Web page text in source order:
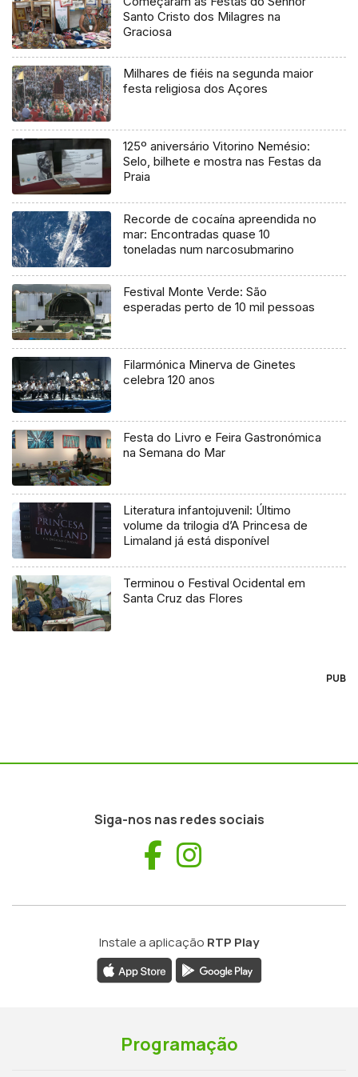
Santo Cristo dos Milagres na
Graciosa
Milhares de fiéis na segunda maior
festa religiosa dos Açores
125º aniversário Vitorino Nemésio:
Selo, bilhete e mostra nas Festas da
Praia
Recorde de cocaína apreendida no
mar: Encontradas quase 10
toneladas num narcosubmarino
Festival Monte Verde: São
esperadas perto de 10 mil pessoas
Filarmónica Minerva de Ginetes
celebra 120 anos
Festa do Livro e Feira Gastronómica
na Semana do Mar
Literatura infantojuvenil: Último
volume da trilogia d’A Princesa de
Limaland já está disponível
Terminou o Festival Ocidental em
Santa Cruz das Flores
PUB
Siga-nos nas redes sociais
Facebook
Instale a aplicação RTP Play
Programação